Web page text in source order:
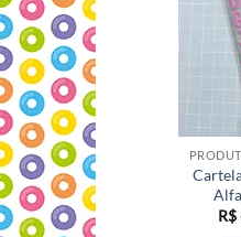
R$